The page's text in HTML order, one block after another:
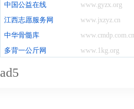
www.gyzx.org
中国公益在线
www.jxzyz.cn
江西志愿服务网
www.cmdp.com.cn
中华骨髓库
www.1kg.org
多背一公斤网
ad5